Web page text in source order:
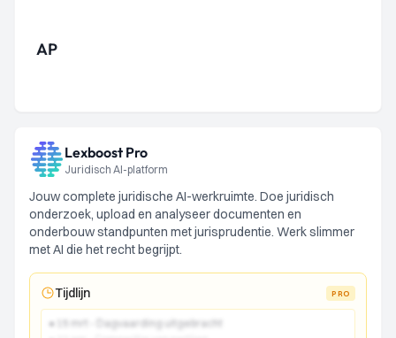
AP
Lexboost Pro
Juridisch AI-platform
Jouw complete juridische AI-werkruimte. Doe juridisch
onderzoek, upload en analyseer documenten en
onderbouw standpunten met jurisprudentie. Werk slimmer
met AI die het recht begrijpt.
Tijdlijn PRO
● 15 mrt - Dagvaarding uitgebracht